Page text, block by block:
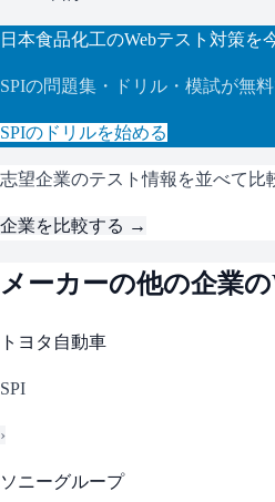
日本食品化工のWebテスト対策を
SPIの問題集・ドリル・模試が無
SPIのドリルを始める
志望企業のテスト情報を並べて比
企業を比較する →
メーカーの他の企業
トヨタ自動車
SPI
›
ソニーグループ